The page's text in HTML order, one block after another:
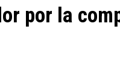
por la